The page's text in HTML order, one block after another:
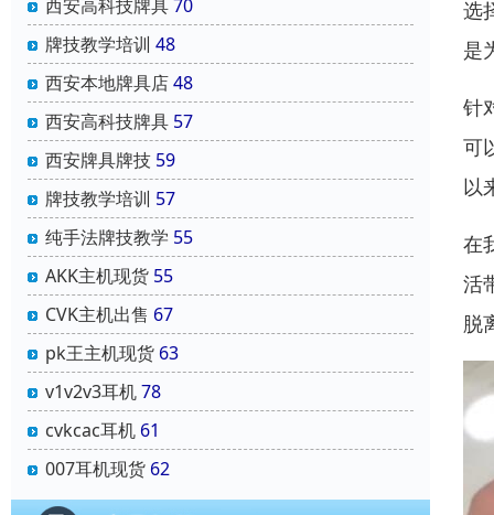
西安高科技牌具70
牌技教学培训 48
西安本地牌具店48
西安高科技牌具 57
西安牌具牌技 59
牌技教学培训 57
纯手法牌技教学 55
AKK主机现货 55
CVK主机出售 67
pk王主机现货 63
v1v2v3耳机78
cvkcac耳机 61
007耳机现货 62
选
是
针
可
以
在
活
脱